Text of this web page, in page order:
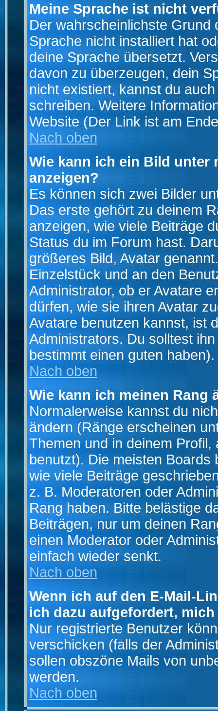
Meine Sprache ist nicht
Der wahrscheinlichste Grund
Sprache nicht installiert hat
deine Sprache übersetzt.
davon zu überzeugen, dein
nicht existiert, kannst du
schreiben. Weitere
Website (Der Link ist am
Nach oben
Wie kann ich ein Bild unter
anzeigen?
Es können sich zwei Bilder
Das erste gehört zu deinem
anzeigen, wie viele Beiträge
Status du im Forum hast.
größeres Bild, Avatar
Einzelstück und an den
Administrator, ob er Avatare
dürfen, wie sie ihren Avatar
Avatare benutzen kannst, ist
Administrators. Du solltest
bestimmt einen guten haben).
Nach oben
Wie kann ich meinen Rang
Normalerweise kannst du
ändern (Ränge erscheinen
Themen und in deinem
benutzt). Die meisten
wie viele Beiträge
z. B. Moderatoren oder
Rang haben. Bitte belästige
Beiträgen, nur um deinen
einen Moderator oder
einfach wieder senkt.
Nach oben
Wenn ich auf den E-Mail-
ich dazu aufgefordert,
Nur registrierte Benutzer
verschicken (falls der
sollen obszöne Mails von
werden.
Nach oben